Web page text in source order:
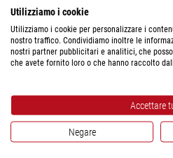
Commento del nostro esperto:
Ogni iPolar è progettato per una
riferimento alla montatura
prodotto.
(Jan Ströher)
Peso (g)
70
Serie
Tipo
DOWNLOADS
Utilizziamo i cookie
Utilizziamo i cookie per personalizzare i
nostro traffico. Condividiamo inoltre le
nostri partner pubblicitari e analitici, che
che avete fornito loro o che hanno raccolto
Accettare
Negare